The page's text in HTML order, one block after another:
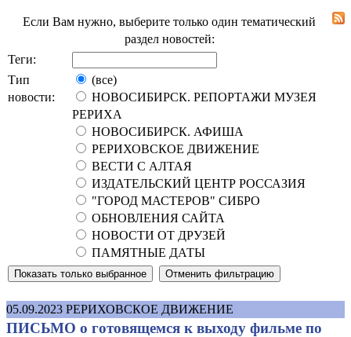
Если Вам нужно, выберите только один тематический
раздел новостей:
Теги:
Тип
новости:
(все)
НОВОСИБИРСК. РЕПОРТАЖИ МУЗЕЯ
РЕРИХА
НОВОСИБИРСК. АФИША
РЕРИХОВСКОЕ ДВИЖЕНИЕ
ВЕСТИ С АЛТАЯ
ИЗДАТЕЛЬСКИЙ ЦЕНТР РОССАЗИЯ
"ГОРОД МАСТЕРОВ" СИБРО
ОБНОВЛЕНИЯ САЙТА
НОВОСТИ ОТ ДРУЗЕЙ
ПАМЯТНЫЕ ДАТЫ
05.09.2023 РЕРИХОВСКОЕ ДВИЖЕНИЕ
ПИСЬМО о готовящемся к выходу фильме по